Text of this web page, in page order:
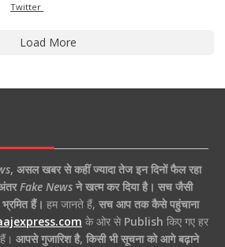
Twitter
Load More
, असल खबर से कहीं ज्यादा तेज इन दिनों फैल रहा
Fake Newsने खत्म कर दिया है। सच जैसी
हैं। हम जानते हैं, सच आप तक कैसे पहुंचाना
के ओर से Publish किए गए हर
आपसे गुजारिश है, किसी भी सूचना को आगे बढ़ाने